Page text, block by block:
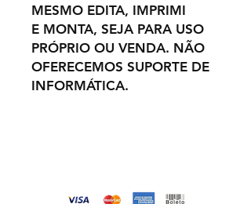
MESMO EDITA, IMPRIMI
E MONTA, SEJA PARA USO
PRÓPRIO OU VENDA. NÃO
OFERECEMOS SUPORTE DE
INFORMÁTICA.